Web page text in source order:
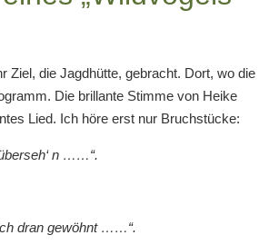
Ziel, die Jagdhütte, gebracht. Dort, wo die
Die brillante Stimme von Heike
Lied. Ich höre erst nur Bruchstücke:
n ……“.
dran gewöhnt ……“.